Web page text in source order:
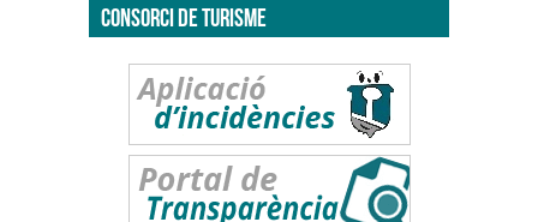
CONSORCI DE TURISME